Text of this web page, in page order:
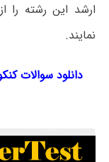
ارشد این رشته را
نمایند.